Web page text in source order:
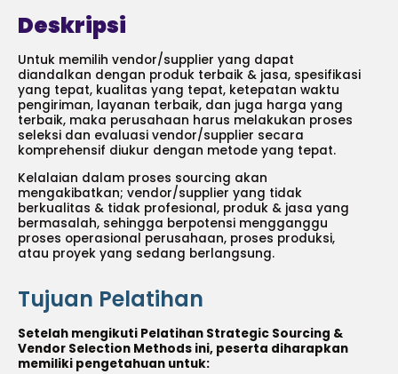
Deskripsi
Untuk memilih vendor/supplier yang dapat
diandalkan dengan produk terbaik & jasa, spesifikasi
yang tepat, kualitas yang tepat, ketepatan waktu
pengiriman, layanan terbaik, dan juga harga yang
terbaik, maka perusahaan harus melakukan proses
seleksi dan evaluasi vendor/supplier secara
komprehensif diukur dengan metode yang tepat.
Kelalaian dalam proses sourcing akan
mengakibatkan; vendor/supplier yang tidak
berkualitas & tidak profesional, produk & jasa yang
bermasalah, sehingga berpotensi mengganggu
proses operasional perusahaan, proses produksi,
atau proyek yang sedang berlangsung.
Tujuan Pelatihan
Setelah mengikuti Pelatihan Strategic Sourcing &
Vendor Selection Methods ini, peserta diharapkan
memiliki pengetahuan untuk: